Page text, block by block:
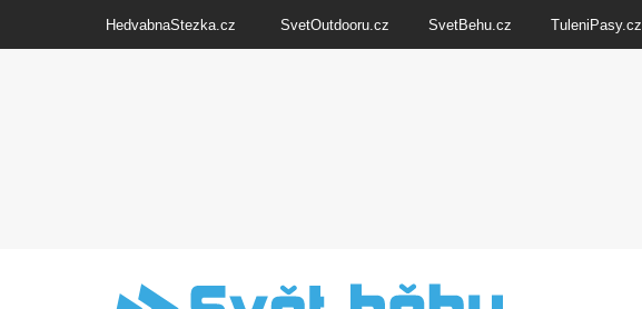
HedvabnaStezka.cz SvetOutdooru.cz SvetBehu.cz TuleniPasy.cz